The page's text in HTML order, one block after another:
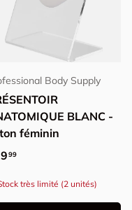
Body Supply
BLANC -
féminin
habituel
99
très limité (2 unités)